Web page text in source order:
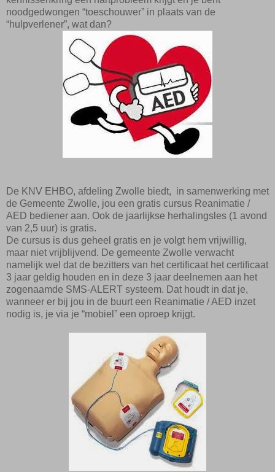
noodgedwongen “toeschouwer” in plaats van de
“hulpverlener”, wat dan?
De KNV EHBO, afdeling Zwolle biedt, in samenwerking met
de Gemeente Zwolle, jou een gratis cursus Reanimatie /
AED bediener aan. Ook de jaarlijkse herhalingsles (1 avond
van 2,5 uur) is gratis.
De cursus is dus geheel gratis en je volgt hem vrijwillig,
maar niet vrijblijvend. De gemeente Zwolle verwacht
namelijk wel dat de bezitters van het certificaat het certificaat
3 jaar geldig houden en in deze 3 jaar deelnemen aan het
zogenaamde SMS-ALERT systeem. Dat houdt in dat je,
wanneer er bij jou in de buurt een Reanimatie / AED inzet
nodig is, je via je “mobiel” een oproep krijgt.